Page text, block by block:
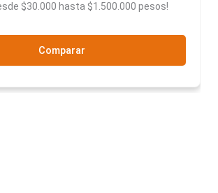
$30.000 hasta $1.500.000 pesos!
Comparar